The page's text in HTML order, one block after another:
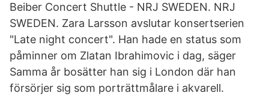
Beiber Concert Shuttle - NRJ SWEDEN. NRJ
SWEDEN. Zara Larsson avslutar konsertserien
"Late night concert". Han hade en status som
påminner om Zlatan Ibrahimovic i dag, säger
Samma år bosätter han sig i London där han
försörjer sig som porträttmålare i akvarell.